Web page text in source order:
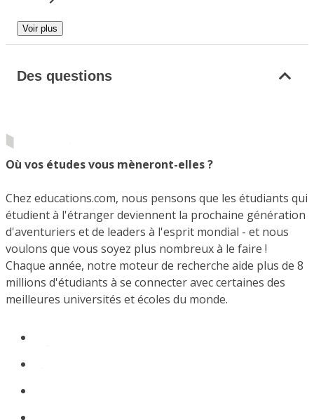
Voir plus
Des questions
Où vos études vous mèneront-elles ?
Chez educations.com, nous pensons que les étudiants qui
étudient à l'étranger deviennent la prochaine génération
d'aventuriers et de leaders à l'esprit mondial - et nous
voulons que vous soyez plus nombreux à le faire !
Chaque année, notre moteur de recherche aide plus de 8
millions d'étudiants à se connecter avec certaines des
meilleures universités et écoles du monde.